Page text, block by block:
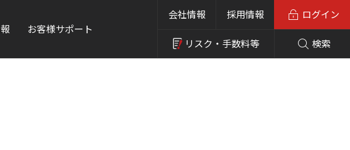
お客様サポート
会社情報 採用情報
リスク・ 手数料等 検索
ログイン